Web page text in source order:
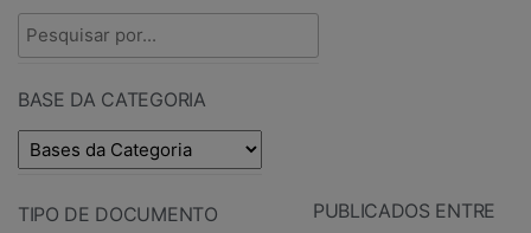
BASE DA CATEGORIA
TIPO DE DOCUMENTO PUBLICADOS ENTRE